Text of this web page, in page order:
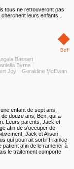
tous ne retrouveront pas
leurs enfants...
◆
Bof
Bassett
Byrne
Joy
Geraldine McEwan
enfant de sept ans,
douze ans, Ben, qui a
Leurs parents, Jack et
afin de s'occuper de
Jack et Alison
qui pourrait sortir Frankie
afin de le ramener à
le traitement comporte